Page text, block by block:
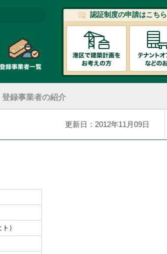
認証制度の申請はこちら
登録事業者の紹介
更新日：2012年11月09日
）